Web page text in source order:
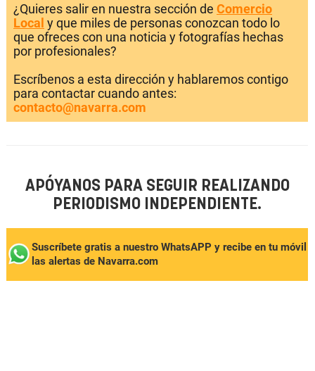
¿Quieres salir en nuestra sección de Comercio
Local y que miles de personas conozcan todo lo
que ofreces con una noticia y fotografías hechas
por profesionales?
Escríbenos a esta dirección y hablaremos contigo
para contactar cuando antes:
contacto@navarra.com
APÓYANOS PARA SEGUIR REALIZANDO
PERIODISMO INDEPENDIENTE.
Suscríbete gratis a nuestro WhatsAPP y recibe en tu móvil
las alertas de Navarra.com